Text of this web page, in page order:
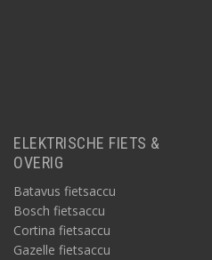
ELEKTRISCHE FIETS &
OVERIG
Batavus fietsaccu
Bosch fietsaccu
Cortina fietsaccu
Gazelle fietsaccu